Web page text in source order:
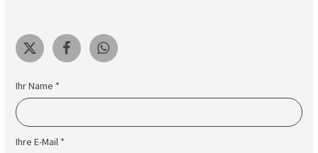
Ihr Name *
Ihre E-Mail *